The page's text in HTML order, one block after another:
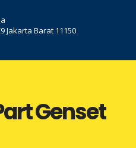
Jakarta Barat 11150
Genset